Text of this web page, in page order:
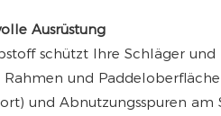
Ausrüstung
schützt Ihre Schläger und
und
und Abnutzungsspuren am